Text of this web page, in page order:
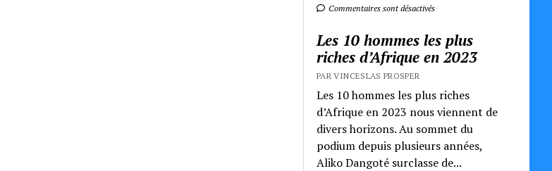
Commentaires sont désactivés
Les 10 hommes les plus
riches d’Afrique en 2023
PAR VINCESLAS PROSPER
Les 10 hommes les plus riches
d’Afrique en 2023 nous viennent de
divers horizons. Au sommet du
podium depuis plusieurs années,
Aliko Dangoté surclasse de...